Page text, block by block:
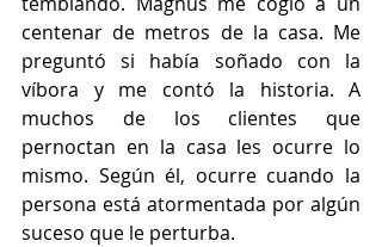
centenar de metros de la casa. Me
preguntó si había soñado con la
víbora y me contó la historia. A
muchos de los clientes que
pernoctan en la casa les ocurre lo
mismo. Según él, ocurre cuando la
persona está atormentada por algún
suceso que le perturba.